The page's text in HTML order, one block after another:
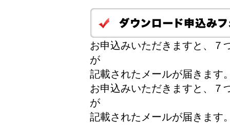
お申込みいただきますと、７
が
記載されたメールが届きます
お申込みいただきますと、７
が
記載されたメールが届きます